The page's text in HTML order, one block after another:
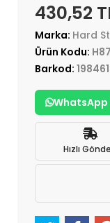
430,52
Marka: Hard
Ürün Kodu:
Barkod:
WhatsApp
Hızlı